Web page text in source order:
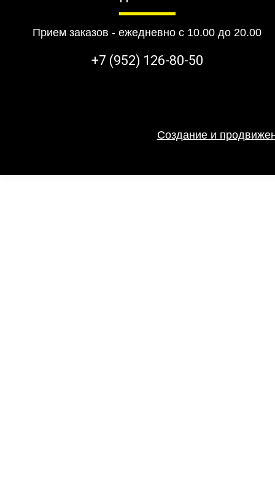
Прием заказов - ежедневно с 10.00 до 20.00
+7 (952) 126-80-50
Создание и